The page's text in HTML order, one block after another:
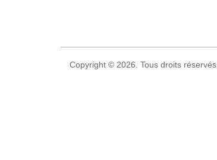
Copyright © 2026. Tous droits réservés.